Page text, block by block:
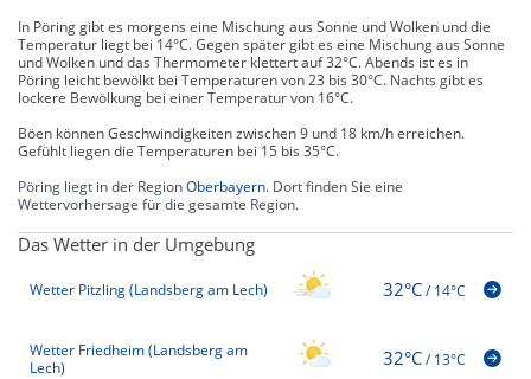
In Pöring gibt es morgens eine Mischung aus Sonne und Wolken und die
Temperatur liegt bei 14°C. Gegen später gibt es eine Mischung aus Sonne
und Wolken und das Thermometer klettert auf 32°C. Abends ist es in
Pöring leicht bewölkt bei Temperaturen von 23 bis 30°C. Nachts gibt es
lockere Bewölkung bei einer Temperatur von 16°C.
Böen können Geschwindigkeiten zwischen 9 und 18 km/h erreichen.
Gefühlt liegen die Temperaturen bei 15 bis 35°C.
Pöring liegt in der RegionOberbayern. Dort finden Sie eine
Wettervorhersage für die gesamte Region.
Das Wetter in der Umgebung
Wetter Pitzling (Landsberg am Lech) 32°C/14°C
Wetter Friedheim (Landsberg am
Lech)
32°C/13°C